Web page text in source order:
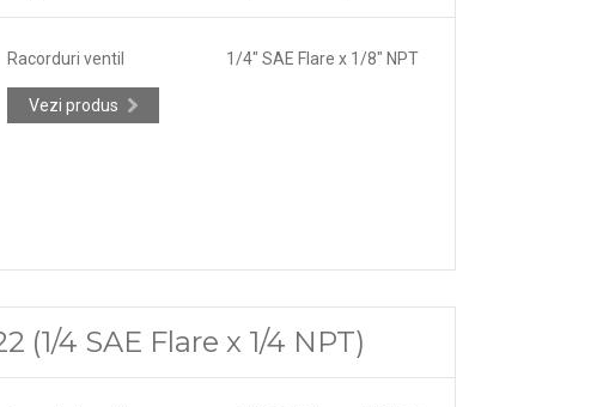
Racorduri ventil 1/4" SAE Flare x 1/8" NPT
Vezi produs
4 SAE Flare x 1/4 NPT)